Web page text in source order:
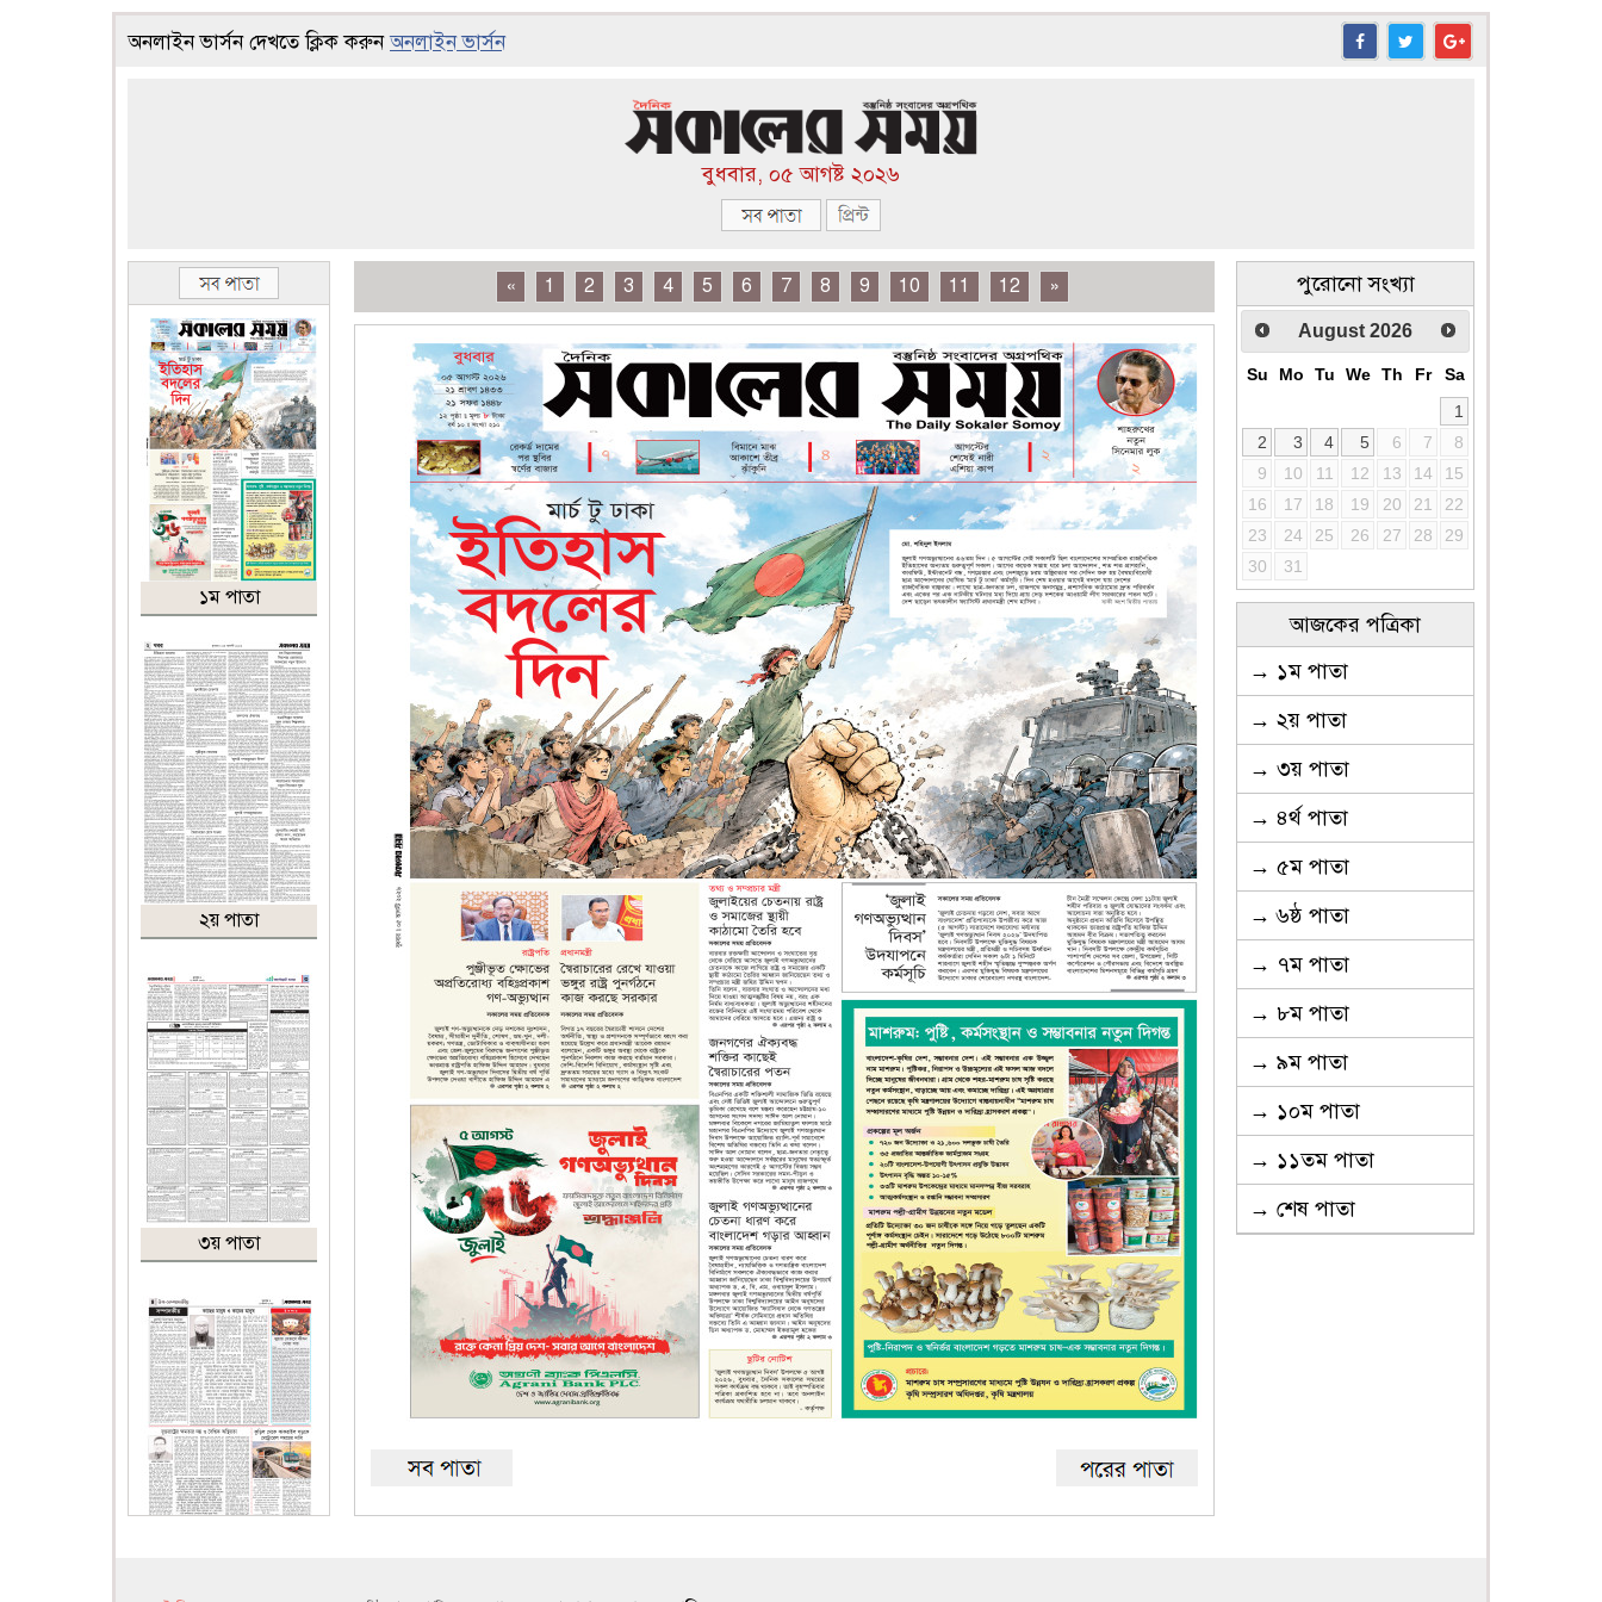
অনলাইন ভার্সন দেখতে ক্লিক করুনঅনলাইন ভার্সন
বুধবার, ০৫ আগষ্ট ২০২৬
১ম পাতা
২য় পাতা
৩য় পাতা
« 1 2 3 4 5 6 7 8 9 10 11 12 » পুরোনো সংখ্যা
August 2026
Su Mo Tu We Th Fr
Sa
1
2
3 4 5 6 7
8
9
10 11 12 13 14
15
16
17 18 19 20 21
22
23
24 25 26 27 28
29
30
31
আজকের পত্রিকা
→ ১ম পাতা
→ ২য় পাতা
→ ৩য় পাতা
→ ৪র্থ পাতা
→ ৫ম পাতা
→ ৬ষ্ঠ পাতা
→ ৭ম পাতা
→ ৮ম পাতা
→ ৯ম পাতা
→ ১০ম পাতা
→ ১১তম পাতা
→ শেষ পাতা